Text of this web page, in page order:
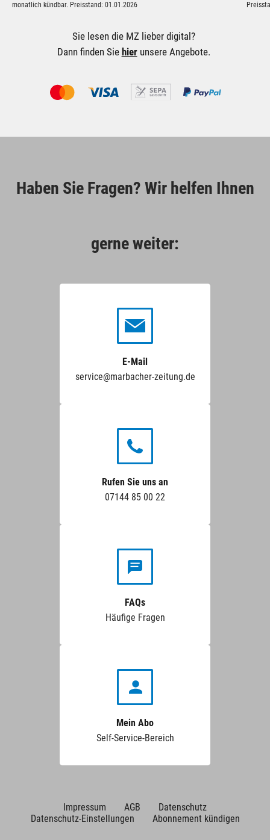
monatlich kündbar. Preisstand: 01.01.2026
Sie lesen die MZ lieber digital?
Dann finden Sie hierunsere Angebote.
Haben Sie Fragen? Wir helfen Ihnen
gerne weiter:
E-Mail
service@marbacher-zeitung.de
Rufen Sie uns an
07144 85 00 22
FAQs
Häufige Fragen
Mein Abo
Self-Service-Bereich
Impressum AGB
Datenschutz
Datenschutz-Einstellungen
Abonnement kündigen